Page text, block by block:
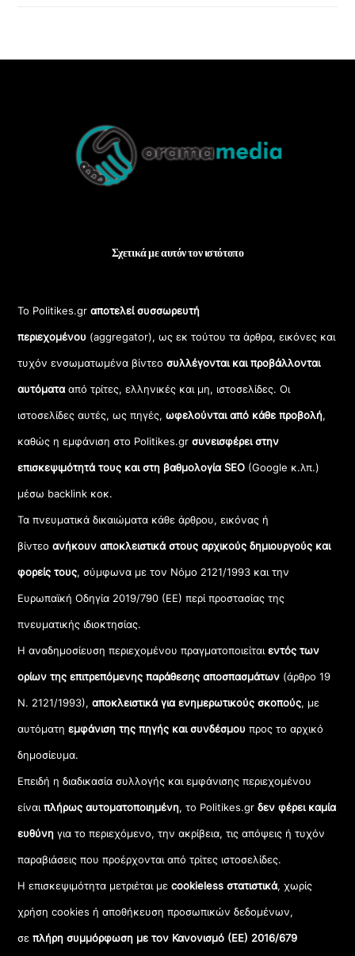
Top
Σχετικά με αυτόν τον ιστότοπο
Το Politikes.grαποτελεί συσσωρευτή
περιεχομένου (aggregator), ως εκ τούτου τα άρθρα, εικόνες και
τυχόν ενσωματωμένα βίντεοσυλλέγονται και προβάλλονται
αυτόματααπό τρίτες, ελληνικές και μη, ιστοσελίδες. Οι
ιστοσελίδες αυτές, ως πηγές,ωφελούνται από κάθε προβολή,
καθώς η εμφάνιση στο Politikes.gr συνεισφέρει στην
επισκεψιμότητά τους και στη βαθμολογία SEO (Google κ.λπ.)
μέσω backlink κοκ.
Τα πνευματικά δικαιώματα κάθε άρθρου, εικόνας ή
βίντεοανήκουν αποκλειστικά στους αρχικούς δημιουργούς και
φορείς τους, σύμφωνα με τον Νόμο 2121/1993 και την
Ευρωπαϊκή Οδηγία 2019/790 (ΕΕ) περί προστασίας της
πνευματικής ιδιοκτησίας.
Η αναδημοσίευση περιεχομένου πραγματοποιείταιεντός των
ορίων της επιτρεπόμενης παράθεσης αποσπασμάτων (άρθρο 19
Ν. 2121/1993), αποκλειστικά για ενημερωτικούς σκοπούς, με
αυτόματηεμφάνιση της πηγής και συνδέσμου προς το αρχικό
δημοσίευμα.
Επειδή η διαδικασία συλλογής και εμφάνισης περιεχομένου
είναιπλήρως αυτοματοποιημένη, το Politikes.grδεν φέρει καμία
ευθύνη για το περιεχόμενο, την ακρίβεια, τις απόψεις ή τυχόν
παραβιάσεις που προέρχονται από τρίτες ιστοσελίδες.
Η επισκεψιμότητα μετριέται μεcookieless στατιστικά, χωρίς
χρήση cookies ή αποθήκευση προσωπικών δεδομένων,
σεπλήρη συμμόρφωση με τον Κανονισμό (ΕΕ) 2016/679